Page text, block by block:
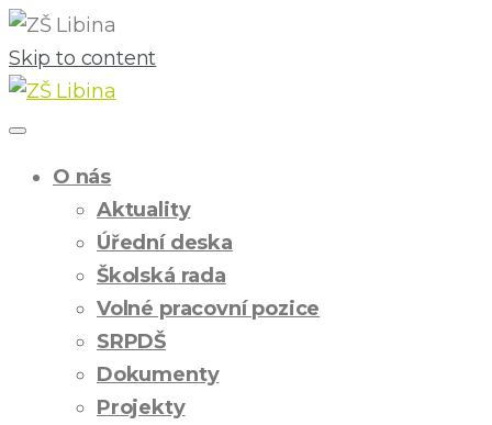
Skip to content
O nás
Aktuality
Úřední deska
Školská rada
Volné pracovní pozice
SRPDŠ
Dokumenty
Projekty